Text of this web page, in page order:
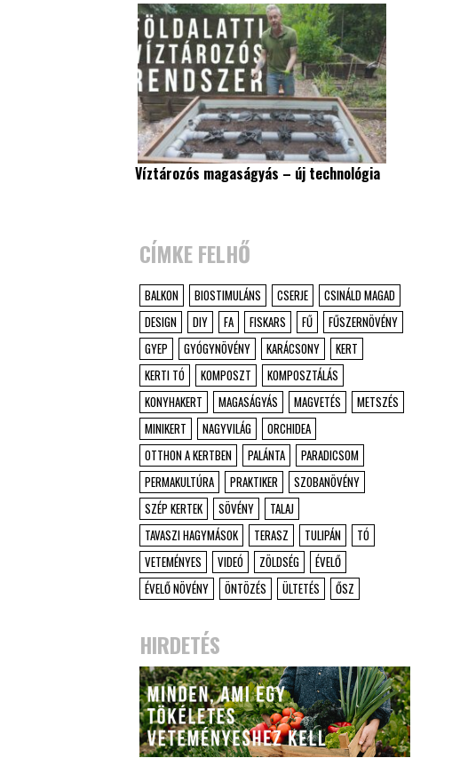
Víztározós magaságyás – új technológia
CÍMKE FELHŐ
BALKON BIOSTIMULÁNS CSERJE
CSINÁLD MAGAD
DESIGN
DIY FA FISKARS FŰ
FŰSZERNÖVÉNY
GYEP
GYÓGYNÖVÉNY KARÁCSONY
KERT
KERTI TÓ
KOMPOSZT
KOMPOSZTÁLÁS
KONYHAKERT
MAGASÁGYÁS MAGVETÉS
METSZÉS
MINIKERT
NAGYVILÁG
ORCHIDEA
OTTHON A KERTBEN
PALÁNTA
PARADICSOM
PERMAKULTÚRA
PRAKTIKER
SZOBANÖVÉNY
SZÉP KERTEK
SÖVÉNY
TALAJ
TAVASZI HAGYMÁSOK
TERASZ TULIPÁN
TÓ
VETEMÉNYES
VIDEÓ ZÖLDSÉG
ÉVELŐ
ÉVELŐ NÖVÉNY
ÖNTÖZÉS ÜLTETÉS ŐSZ
HIRDETÉS